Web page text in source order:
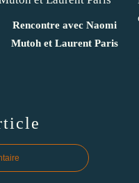
Rencontre avec Naomi
Mutoh et Laurent Paris